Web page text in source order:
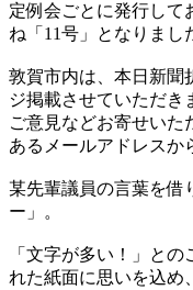
定例会ごとに発行して
ね「11号」となりまし
敦賀市内は、本日新聞
ジ掲載させていただき
ご意見などお寄せいた
あるメールアドレスか
某先輩議員の言葉を借
ー」。
「文字が多い！」と
れた紙面に思いを込め